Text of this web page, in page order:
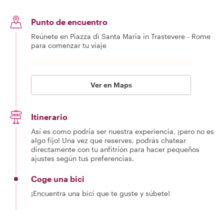
Punto de encuentro
Reúnete en Piazza di Santa Maria in Trastevere - Rome
para comenzar tu viaje
Ver en Maps
Itinerario
Así es como podría ser nuestra experiencia, ¡pero no es
algo fijo! Una vez que reserves, podrás chatear
directamente con tu anfitrión para hacer pequeños
ajustes según tus preferencias.
Coge una bici
¡Encuentra una bici que te guste y súbete!